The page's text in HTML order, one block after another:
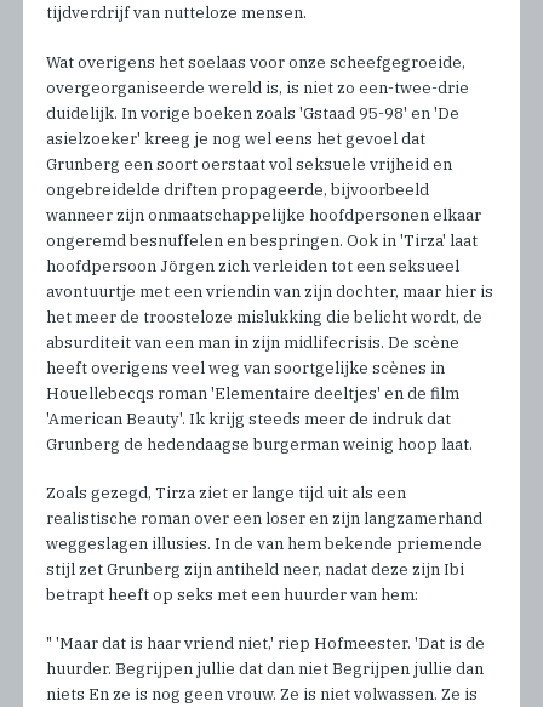
tijdverdrijf van nutteloze mensen.
Wat overigens het soelaas voor onze scheefgegroeide,
overgeorganiseerde wereld is, is niet zo een-twee-drie
duidelijk. In vorige boeken zoals 'Gstaad 95-98' en 'De
asielzoeker' kreeg je nog wel eens het gevoel dat
Grunberg een soort oerstaat vol seksuele vrijheid en
ongebreidelde driften propageerde, bijvoorbeeld
wanneer zijn onmaatschappelijke hoofdpersonen elkaar
ongeremd besnuffelen en bespringen. Ook in 'Tirza' laat
hoofdpersoon Jörgen zich verleiden tot een seksueel
avontuurtje met een vriendin van zijn dochter, maar hier is
het meer de troosteloze mislukking die belicht wordt, de
absurditeit van een man in zijn midlifecrisis. De scène
heeft overigens veel weg van soortgelijke scènes in
Houellebecqs roman 'Elementaire deeltjes' en de film
'American Beauty'. Ik krijg steeds meer de indruk dat
Grunberg de hedendaagse burgerman weinig hoop laat.
Zoals gezegd, Tirza ziet er lange tijd uit als een
realistische roman over een loser en zijn langzamerhand
weggeslagen illusies. In de van hem bekende priemende
stijl zet Grunberg zijn antiheld neer, nadat deze zijn Ibi
betrapt heeft op seks met een huurder van hem:
" 'Maar dat is haar vriend niet,' riep Hofmeester. 'Dat is de
huurder. Begrijpen jullie dat dan niet Begrijpen jullie dan
niets En ze is nog geen vrouw. Ze is niet volwassen. Ze is